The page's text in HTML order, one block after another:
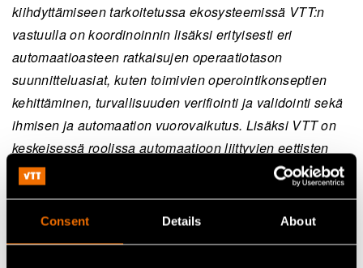
Consent Details About
kiihdyttämiseen tarkoitetussa ekosysteemissä VTT:n
vastuulla on koordinoinnin lisäksi erityisesti eri
automaatioasteen ratkaisujen operaatiotason
suunnitteluasiat, kuten toimivien operointikonseptien
kehittäminen, turvallisuuden verifiointi ja validointi sekä
ihmisen ja automaation vuorovaikutus. Lisäksi VTT on
keskeisessä roolissa automaatioon liittyvien eettisten
kysymysten ratkaisemisessa sekä tietoliikenneyhteyksiin
innovoinnissa.